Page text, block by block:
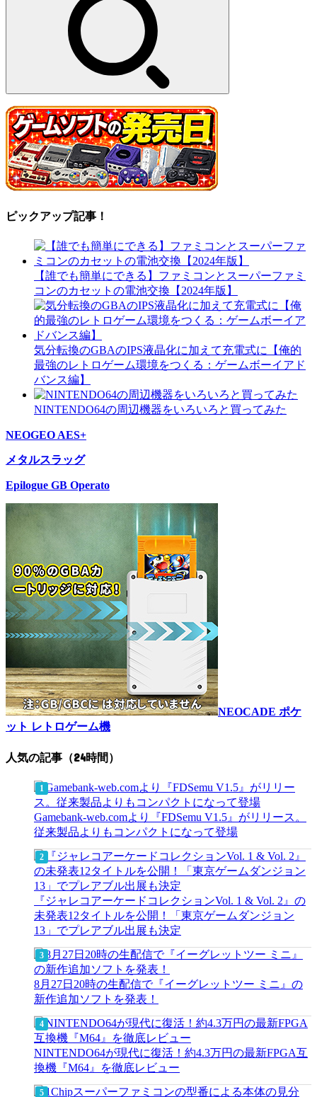
ピックアップ記事！
【誰でも簡単にできる】ファミコンとスーパーファミ
コンのカセットの電池交換【2024年版】
気分転換のGBAのIPS液晶化に加えて充電式に【俺的
最強のレトロゲーム環境をつくる：ゲームボーイアド
バンス編】
NINTENDO64の周辺機器をいろいろと買ってみた
NEOGEO AES+
メタルスラッグ
Epilogue GB Operato
NEOCADE ポケ
ット レトロゲーム機
人気の記事（24時間）
Gamebank-web.comより『FDSemu V1.5』がリリース。
従来製品よりもコンパクトになって登場
『ジャレコアーケードコレクションVol. 1 & Vol. 2』の
未発表12タイトルを公開！「東京ゲームダンジョン
13」でプレアブル出展も決定
8月27日20時の生配信で『イーグレットツー ミニ』の
新作追加ソフトを発表！
NINTENDO64が現代に復活！約4.3万円の最新FPGA互
換機『M64』を徹底レビュー